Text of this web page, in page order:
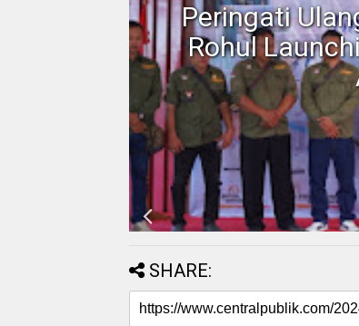
Peringati
Rohul
SHARE: